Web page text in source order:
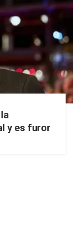
y es furor